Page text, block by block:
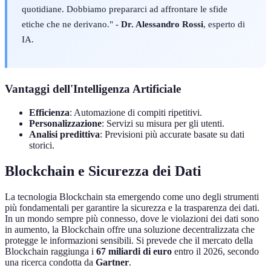
quotidiane. Dobbiamo prepararci ad affrontare le sfide
etiche che ne derivano." - Dr. Alessandro Rossi, esperto di
IA.
Vantaggi dell'Intelligenza Artificiale
Efficienza: Automazione di compiti ripetitivi.
Personalizzazione: Servizi su misura per gli utenti.
Analisi predittiva: Previsioni più accurate basate su dati
storici.
Blockchain e Sicurezza dei Dati
La tecnologia Blockchain sta emergendo come uno degli strumenti
più fondamentali per garantire la sicurezza e la trasparenza dei dati.
In un mondo sempre più connesso, dove le violazioni dei dati sono
in aumento, la Blockchain offre una soluzione decentralizzata che
protegge le informazioni sensibili. Si prevede che il mercato della
Blockchain raggiunga i 67 miliardi di euro entro il 2026, secondo
una ricerca condotta da Gartner.